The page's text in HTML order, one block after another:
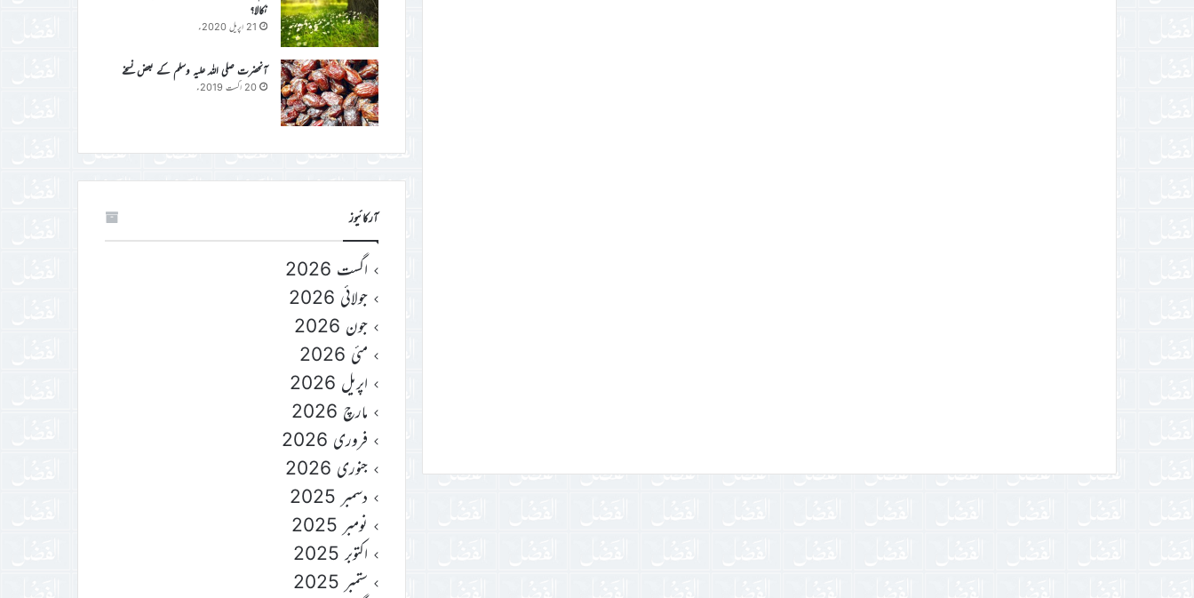
نکالا؟
21 اپریل 2020ء
آنحضرت صلی اللہ علیہ وسلم کے بعض نسخے
20 اگست 2019ء
آرکائیوز
اگست 2026
جولائی 2026
جون 2026
مئی 2026
اپریل 2026
مارچ 2026
فروری 2026
جنوری 2026
دسمبر 2025
نومبر 2025
اکتوبر 2025
ستمبر 2025